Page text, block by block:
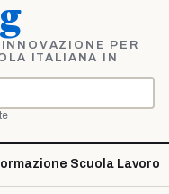
PER
ITALIANA IN
Scuola Lavoro